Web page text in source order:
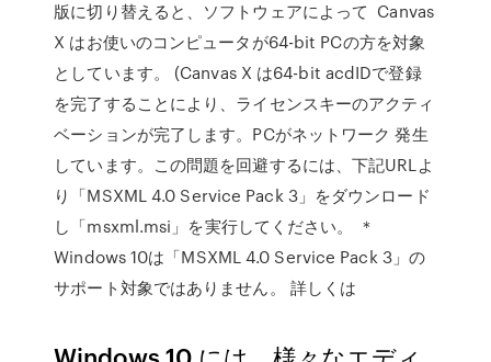
版に切り替えると、ソフトウェアによって Canvas
X はお使いのコンピュータが64-bit PCの方を対象
としています。 (Canvas X は64-bit acdIDで登録
を完了することにより、ライセンスキーのアクティ
ベーションが完了します。PCがネットワーク 発生
しています。この問題を回避するには、下記URLよ
り「MSXML 4.0 Service Pack 3」をダウンロード
し「msxml.msi」を実行してください。 ＊
Windows 10は「MSXML 4.0 Service Pack 3」の
サポート対象ではありません。 詳しくは